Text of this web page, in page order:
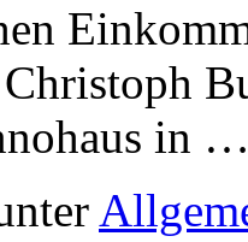
in